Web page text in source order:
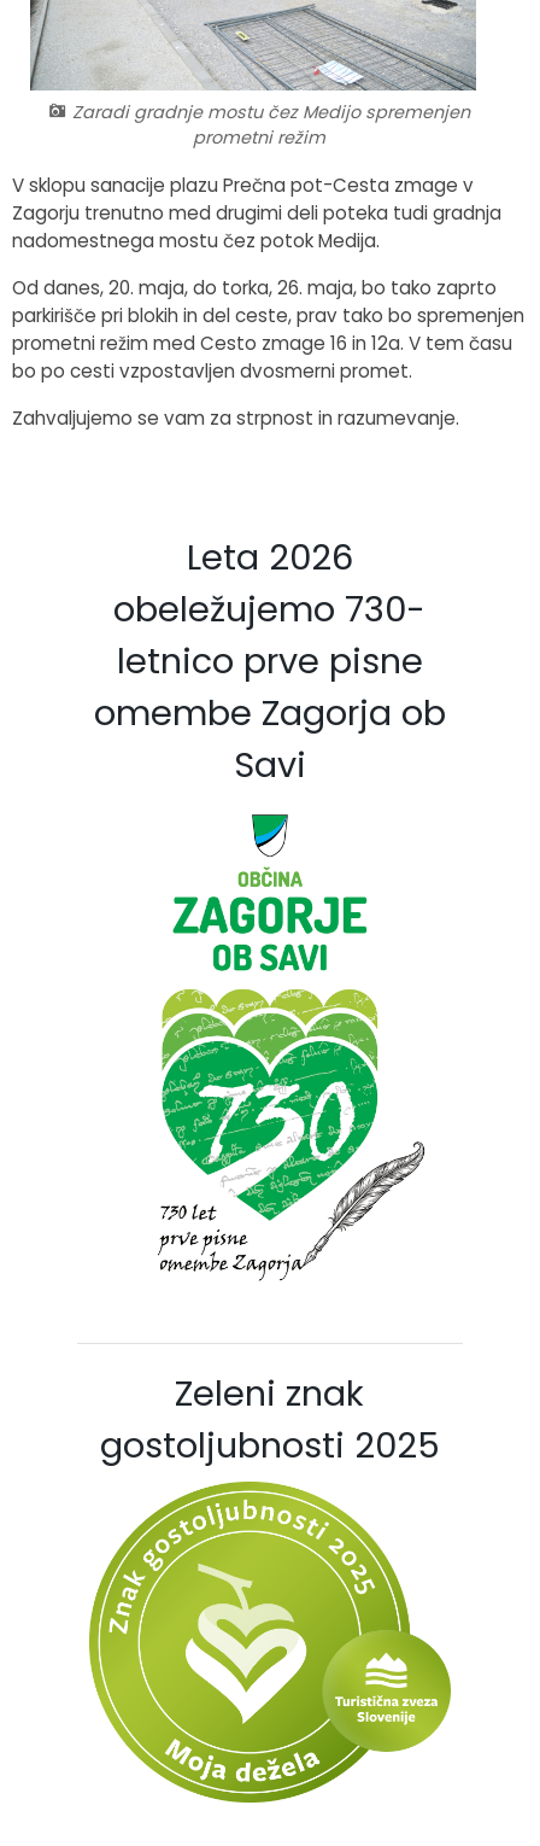
Zaradi gradnje mostu čez Medijo spremenjen
prometni režim
V sklopu sanacije plazu Prečna pot-Cesta zmage v
Zagorju trenutno med drugimi deli poteka tudi gradnja
nadomestnega mostu čez potok Medija.
Od danes, 20. maja, do torka, 26. maja, bo tako zaprto
parkirišče pri blokih in del ceste, prav tako bo spremenjen
prometni režim med Cesto zmage 16 in 12a. V tem času
bo po cesti vzpostavljen dvosmerni promet.
Zahvaljujemo se vam za strpnost in razumevanje.
Leta 2026
obeležujemo 730-
letnico prve pisne
omembe Zagorja ob
Savi
Zeleni znak
gostoljubnosti 2025
Fotogalerija
Občinska volilna komisija
Medobčinski inšpektorat in redarstvo
Koledar dogodkov
Zapore cest
Lokalne volitve
Strateški dokumenti
Katalog informacij javnega značaja